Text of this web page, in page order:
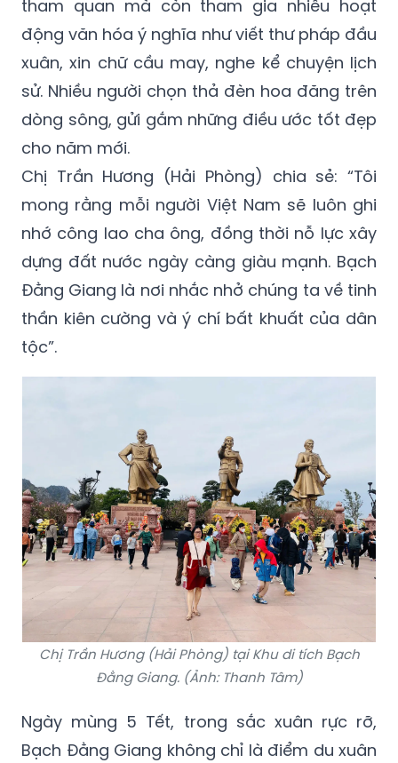
tham quan mà còn tham gia nhiều hoạt
động văn hóa ý nghĩa như viết thư pháp đầu
xuân, xin chữ cầu may, nghe kể chuyện lịch
sử. Nhiều người chọn thả đèn hoa đăng trên
dòng sông, gửi gắm những điều ước tốt đẹp
cho năm mới.
Chị Trần Hương (Hải Phòng) chia sẻ: “Tôi
mong rằng mỗi người Việt Nam sẽ luôn ghi
nhớ công lao cha ông, đồng thời nỗ lực xây
dựng đất nước ngày càng giàu mạnh. Bạch
Đằng Giang là nơi nhắc nhở chúng ta về tinh
thần kiên cường và ý chí bất khuất của dân
tộc”.
Chị Trần Hương (Hải Phòng) tại Khu di tích Bạch
Đằng Giang. (Ảnh: Thanh Tâm)
Ngày mùng 5 Tết, trong sắc xuân rực rỡ,
Bạch Đằng Giang không chỉ là điểm du xuân